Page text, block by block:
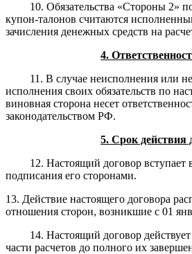
10. Обязательства «Стороны 2»
купон-талонов считаются
зачисления денежных средств на
4.
11. В случае неисполнения или
исполнения своих обязательств по
виновная сторона несет
законодательством РФ.
5. Срок действия
12. Настоящий договор вступает
подписания его сторонами.
13. Действие настоящего договора
отношения сторон, возникшие с 01
14. Настоящий договор
части расчетов до полного их